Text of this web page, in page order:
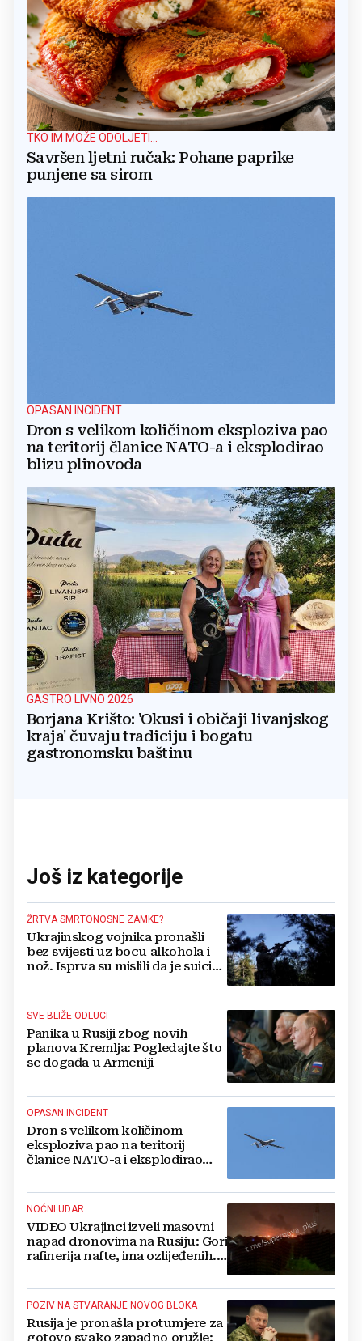
TKO IM MOŽE ODOLJETI...
Savršen ljetni ručak: Pohane paprike
punjene sa sirom
OPASAN INCIDENT
Dron s velikom količinom eksploziva pao
na teritorij članice NATO-a i eksplodirao
blizu plinovoda
GASTRO LIVNO 2026
Borjana Krišto: 'Okusi i običaji livanjskog
kraja' čuvaju tradiciju i bogatu
gastronomsku baštinu
Još iz kategorije
ŽRTVA SMRTONOSNE ZAMKE?
Ukrajinskog vojnika pronašli
bez svijesti uz bocu alkohola i
nož. Isprva su mislili da je suicid,
SVE BLIŽE ODLUCI
Panika u Rusiji zbog novih
planova Kremlja: Pogledajte što
se događa u Armeniji
OPASAN INCIDENT
Dron s velikom količinom
eksploziva pao na teritorij
članice NATO-a i eksplodirao
NOĆNI UDAR
VIDEO Ukrajinci izveli masovni
napad dronovima na Rusiju: Gori
rafinerija nafte, ima ozlijeđenih.
POZIV NA STVARANJE NOVOG BLOKA
Rusija je pronašla protumjere za
gotovo svako zapadno oružje: